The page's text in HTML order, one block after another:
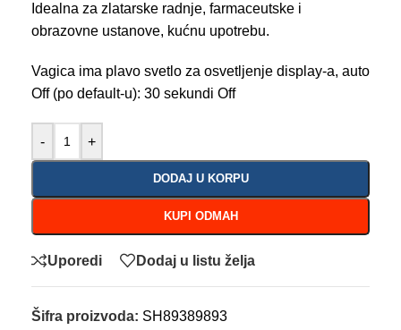
Idealna za zlatarske radnje, farmaceutske i
obrazovne ustanove, kućnu upotrebu.
Vagica ima plavo svetlo za osvetljenje display-a, auto
Off (po default-u): 30 sekundi Off
- +
DODAJ U KORPU
KUPI ODMAH
Uporedi Dodaj u listu želja
Šifra proizvoda: SH89389893